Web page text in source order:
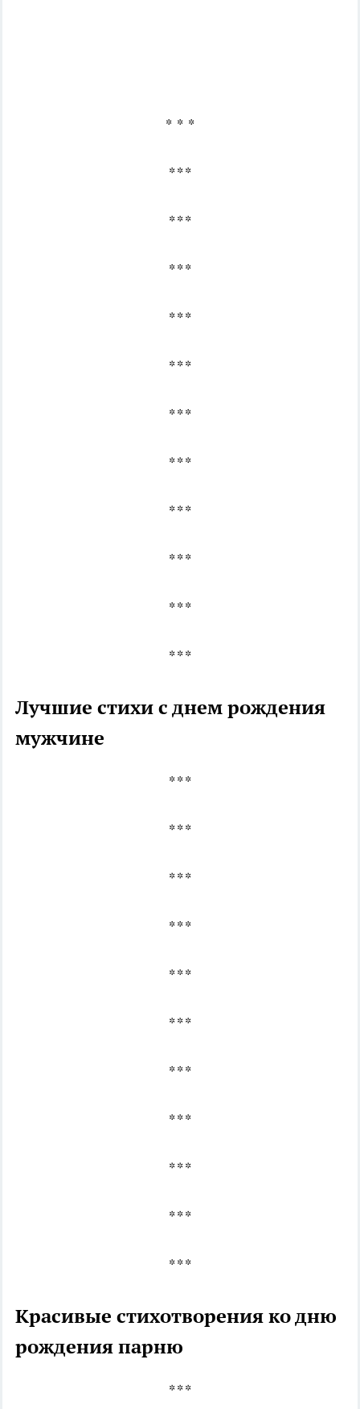
* * *
* * *
* * *
* * *
* * *
* * *
* * *
* * *
* * *
* * *
* * *
* * *
Лучшие стихи с днем рождения
мужчине
* * *
* * *
* * *
* * *
* * *
* * *
* * *
* * *
* * *
* * *
* * *
Красивые стихотворения ко дню
рождения парню
* * *